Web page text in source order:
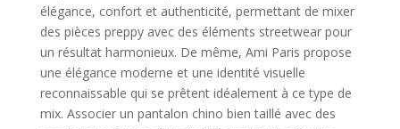
élégance, confort et authenticité, permettant de mixer
des pièces preppy avec des éléments streetwear pour
un résultat harmonieux. De même, Ami Paris propose
une élégance moderne et une identité visuelle
reconnaissable qui se prêtent idéalement à ce type de
mix. Associer un pantalon chino bien taillé avec des